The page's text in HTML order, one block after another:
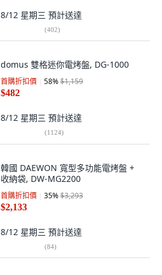
8/12 星期三 預計送達
(402)
domus 雙格迷你電烤盤, DG-1000
首購折扣價 58%$1,159
$482
8/12 星期三 預計送達
(1124)
韓國 DAEWON 寬型多功能電烤盤 +
收納袋, DW-MG2200
首購折扣價 35%$3,293
$2,133
8/12 星期三 預計送達
(84)